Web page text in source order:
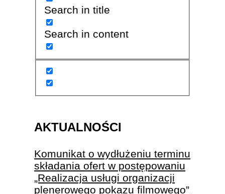
Search in title
Search in content
AKTUALNOŚCI
Komunikat o wydłużeniu terminu
składania ofert w postępowaniu
„Realizacja usługi organizacji
plenerowego pokazu filmowego”